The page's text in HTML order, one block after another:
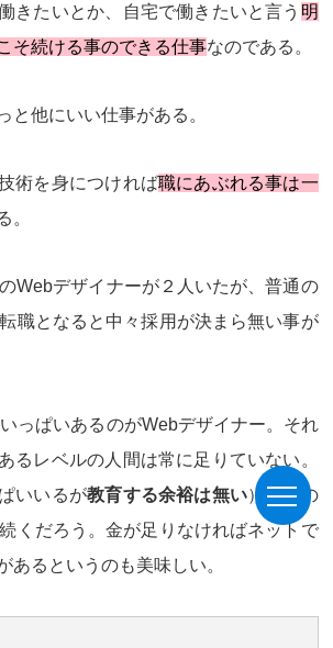
きたいとか、自宅で働きたいと言う 明
そ続ける事のできる仕事なのである。
と他にいい仕事がある 。
術を身につければ職にあぶれる事は一
。
Webデザイナーが２人いたが、普通の
職となると中々採用が決まら無い事が
っぱいあるのがWebデザイナー。それ
るレベルの人間は常に足りていない。
いいるが教育する余裕は無い）。この
くだろう。金が足りなければネットで
あるというのも美味しい。